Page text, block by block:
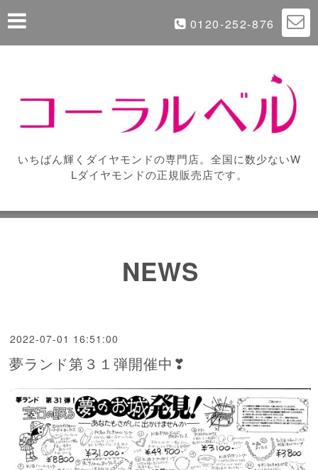
0120-252-876
いちばん輝くダイヤモンドの専門店。全国に数少ないW
Lダイヤモンドの正規販売店です。
NEWS
2022-07-01 16:51:00
夢ランド第３１弾開催中❣